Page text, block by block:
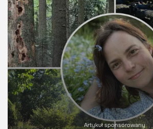
Artykuł sponsorowany